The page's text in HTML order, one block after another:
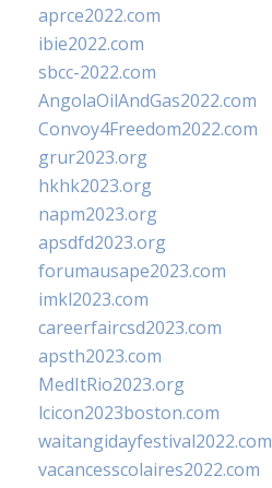
aprce2022.com
ibie2022.com
sbcc-2022.com
AngolaOilAndGas2022.com
Convoy4Freedom2022.com
grur2023.org
hkhk2023.org
napm2023.org
apsdfd2023.org
forumausape2023.com
imkl2023.com
careerfaircsd2023.com
apsth2023.com
MedItRio2023.org
lcicon2023boston.com
waitangidayfestival2022.com
vacancesscolaires2022.com